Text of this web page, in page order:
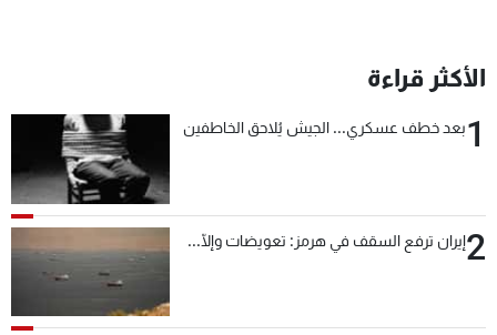
الأكثر قراءة
1بعد خطف عسكري... الجيش يُلاحق الخاطفين
2إيران ترفع السقف في هرمز: تعويضات وإلّا...